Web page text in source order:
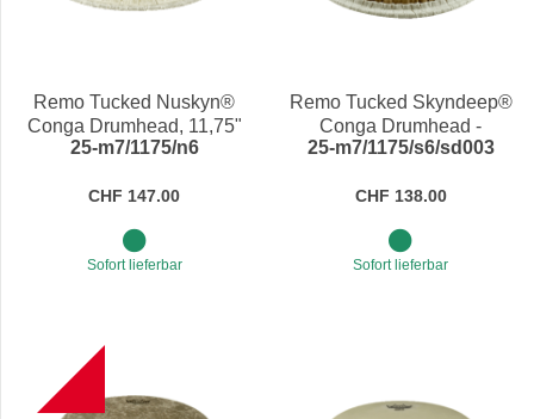
Remo Tucked Nuskyn®
Conga Drumhead, 11,75"
25-m7/1175/n6
CHF 147.00
Sofort lieferbar
Remo Tucked Skyndeep®
Conga Drumhead -
Calfskin 11,75"
25-m7/1175/s6/sd003
CHF 138.00
Sofort lieferbar